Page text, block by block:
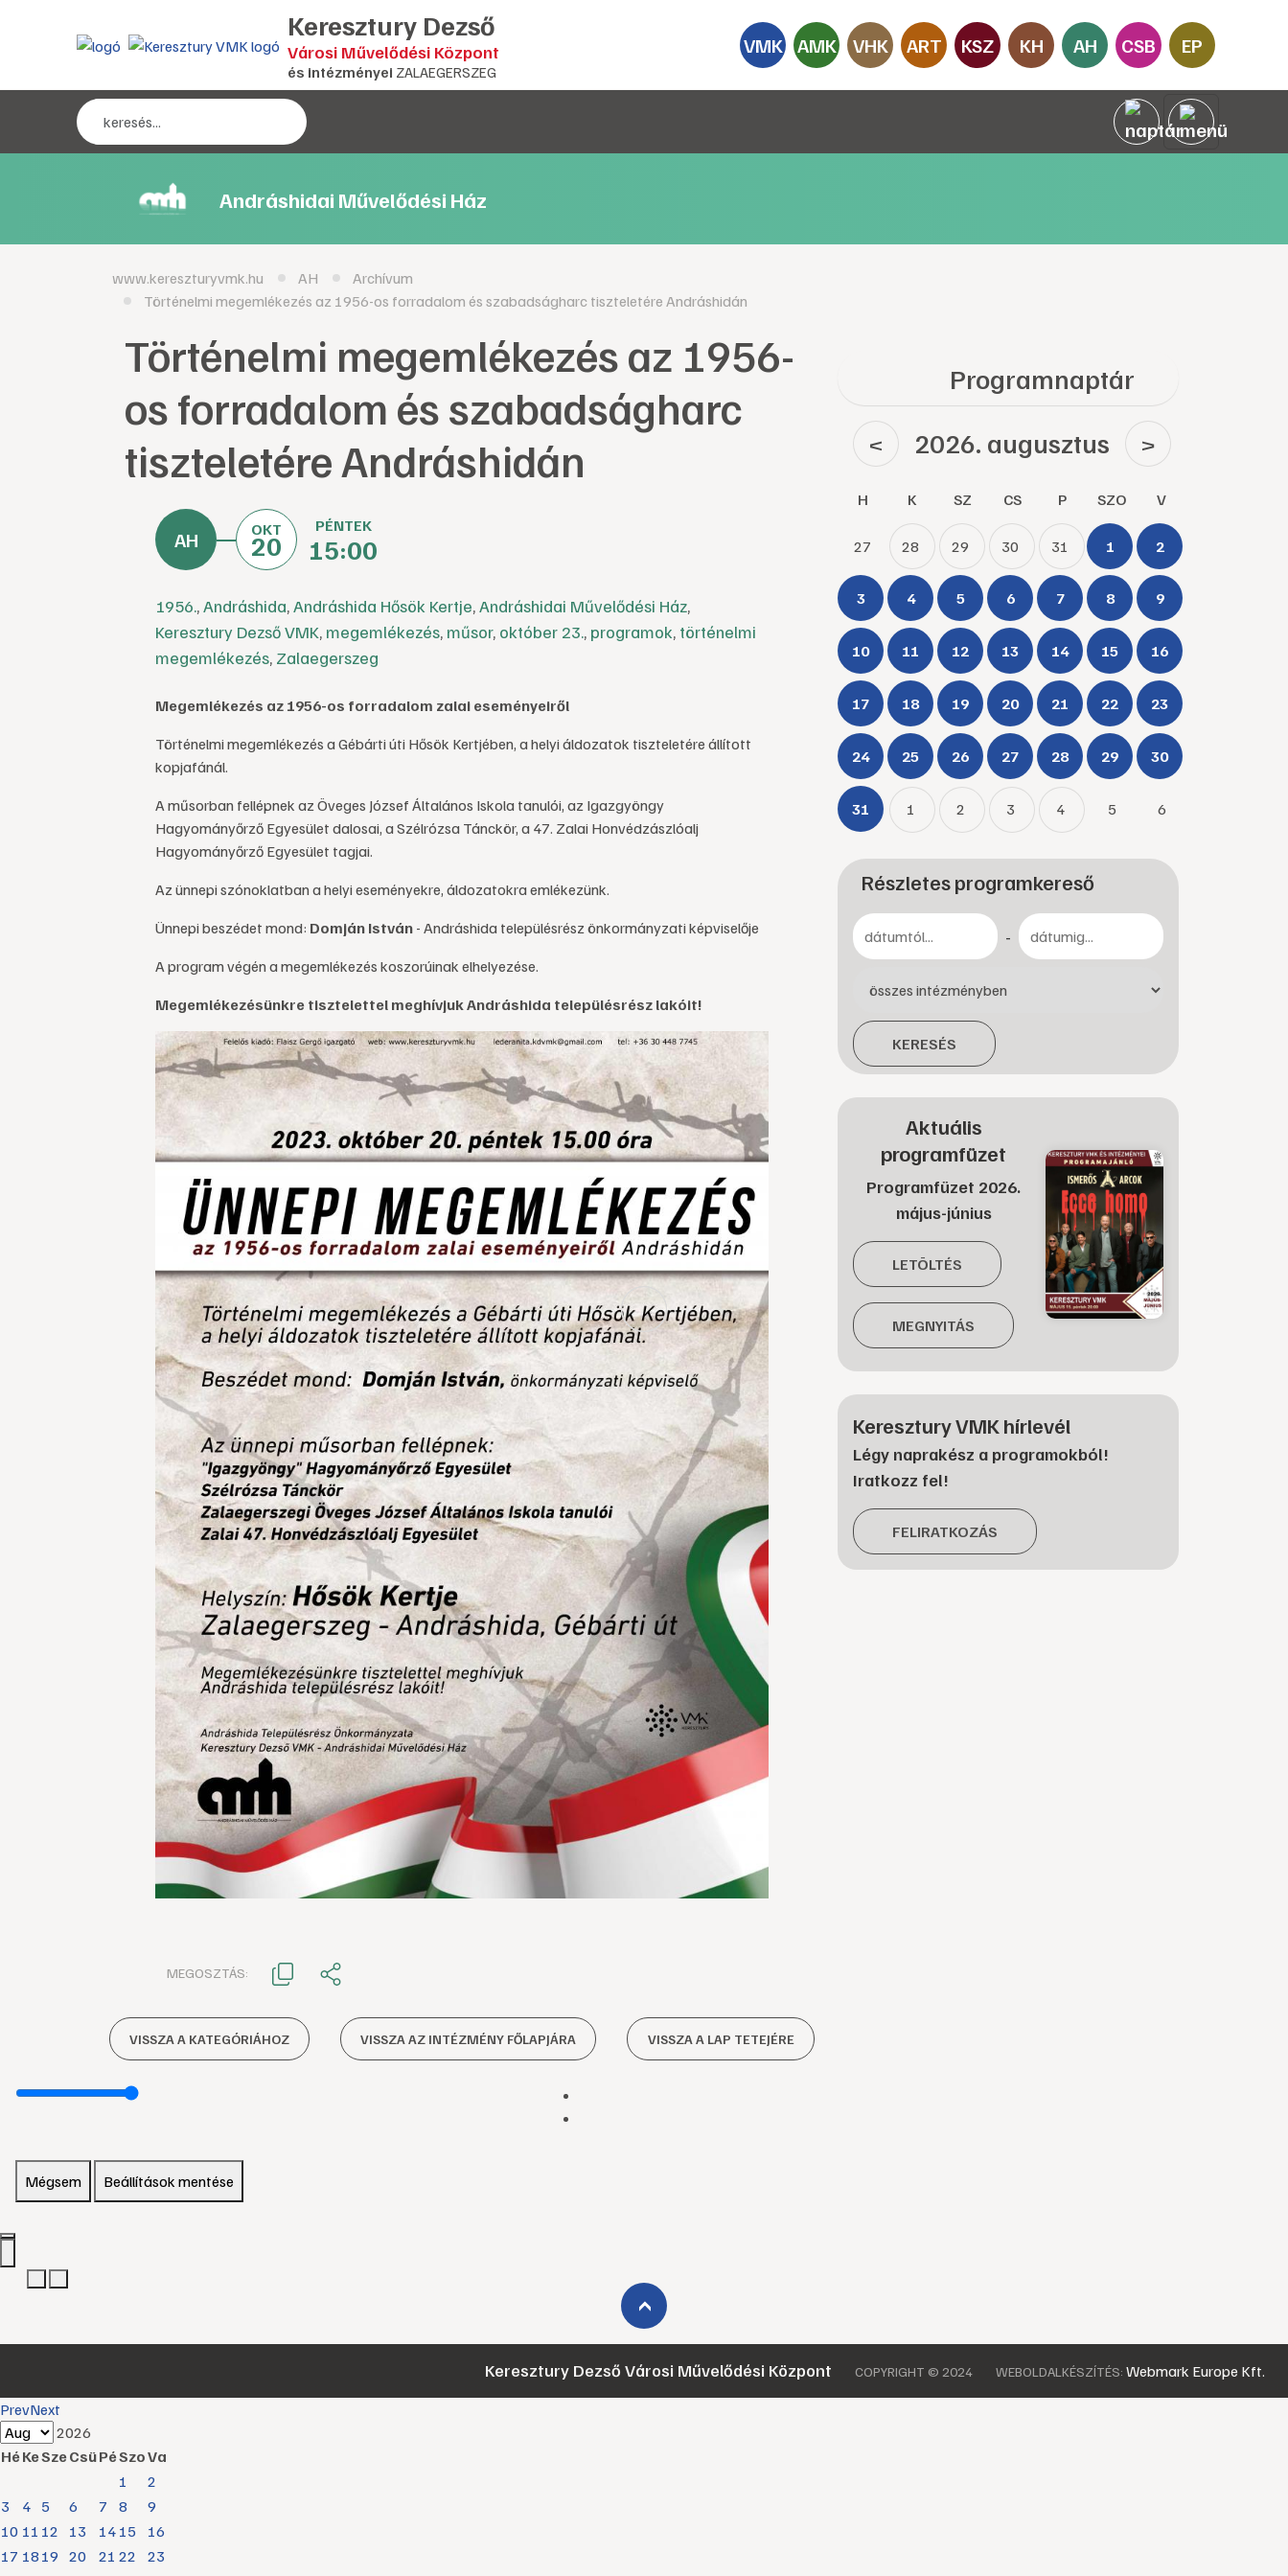
Keresztury Dezső
Városi Művelődési Központ
és intézményei ZALAEGERSZEG
VMK AMK VHK ART KSZ KH AH CSB EP
Andráshidai Művelődési Ház
www.kereszturyvmk.hu AH
Archívum
Történelmi megemlékezés az 1956-os forradalom és szabadságharc tiszteletére Andráshidán
Történelmi megemlékezés az 1956-
os forradalom és szabadságharc
tiszteletére Andráshidán
OKT
20
PÉNTEK
15:00
1956.,Andráshida,Andráshida Hősök Kertje,Andráshidai Művelődési Ház,
Keresztury Dezső VMK, megemlékezés, műsor, október 23., programok, történelmi
megemlékezés, Zalaegerszeg
Megemlékezés az 1956-os forradalom zalai eseményeiről
Történelmi megemlékezés a Gébárti úti Hősök Kertjében, a helyi áldozatok tiszteletére állított
kopjafánál.
A műsorban fellépnek az Öveges József Általános Iskola tanulói, az Igazgyöngy
Hagyományőrző Egyesület dalosai, a Szélrózsa Tánckör, a 47. Zalai Honvédzászlóalj
Hagyományőrző Egyesület tagjai.
Az ünnepi szónoklatban a helyi eseményekre, áldozatokra emlékezünk.
Ünnepi beszédet mond: Domján István - Andráshida településrész önkormányzati képviselője
A program végén a megemlékezés koszorúinak elhelyezése.
Megemlékezésünkre tisztelettel meghívjuk Andráshida településrész lakóit!
MEGOSZTÁS:
VISSZA A KATEGÓRIÁHOZ VISSZA AZ INTÉZMÉNY FŐLAPJÁRA VISSZA A LAP TETEJÉRE
Programnaptár
< 2026. augusztus >
H K SZ CS P SZO V
27 28 29 30 31 1 2
3 4 5 6 7 8 9
10 11 12 13 14 15 16
17 18 19 20 21 22 23
24 25 26 27 28 29 30
31 1 2 3 4 5 6
Részletes programkereső
-
KERESÉS
Aktuális
programfüzet
Programfüzet 2026.
május-június
LETÖLTÉS
MEGNYITÁS
Keresztury VMK hírlevél
Légy naprakész a programokból!
Iratkozz fel!
FELIRATKOZÁS
Mégsem Beállítások mentése
›
Keresztury Dezső Városi Művelődési Központ COPYRIGHT © 2024 WEBOLDALKÉSZÍTÉS: Webmark Europe Kft.
PrevNext
2026
HéKeSzeCsüPéSzoVa
1
2
3
4 5 6 7 8
9
10 11 12 13 14 15
16
17 18 19 20 21 22
23